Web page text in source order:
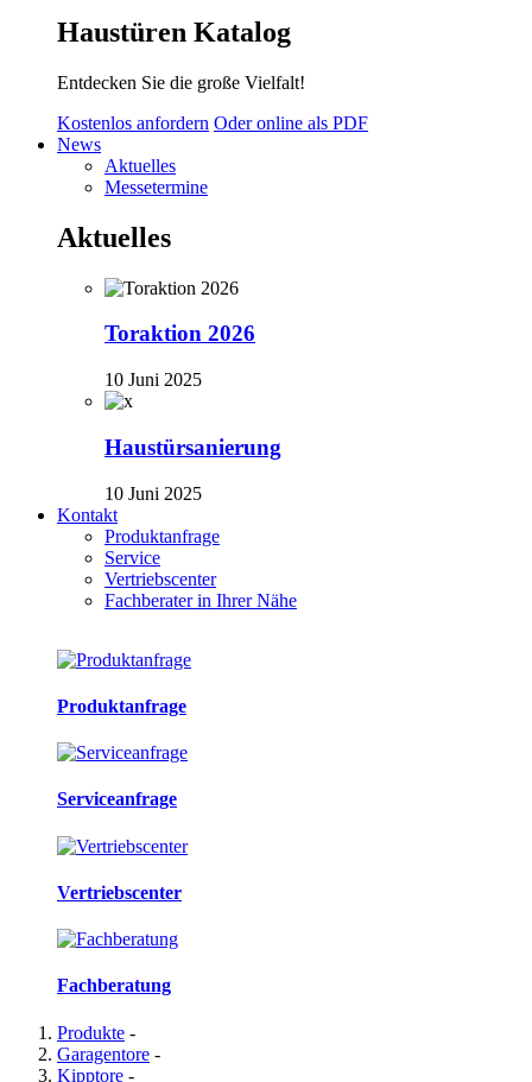
Haustüren Katalog
Entdecken Sie die große Vielfalt!
Kostenlos anfordern Oder online als PDF
News
Aktuelles
Messetermine
Aktuelles
Toraktion 2026
10 Juni 2025
Haustürsanierung
10 Juni 2025
Kontakt
Produktanfrage
Service
Vertriebscenter
Fachberater in Ihrer Nähe
Produktanfrage
Serviceanfrage
Vertriebscenter
Fachberatung
Produkte -
Garagentore -
Kipptore -